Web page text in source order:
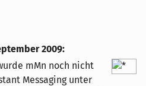
2009:
mMn noch nicht
Messaging unter